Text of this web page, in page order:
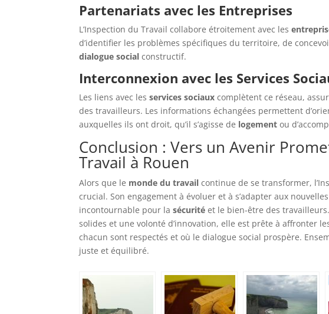
Partenariats avec les Entreprises
L’Inspection du Travail collabore étroitement avec les
d’identifier les problèmes spécifiques du territoire, de
dialogue social constructif.
Interconnexion avec les Services
Les liens avec lesservices sociaux complètent ce réseau,
des travailleurs. Les informations échangées permettent
auxquelles ils ont droit, qu’il s’agisse de logement ou
Conclusion : Vers un Avenir
Travail à Rouen
Alors que le monde du travail continue de se transformer,
crucial. Son engagement à évoluer et à s’adapter aux
incontournable pour lasécurité et le bien-être des
solides et une volonté d’innovation, elle est prête à affronter
chacun sont respectés et où le dialogue social prospère.
juste et équilibré.